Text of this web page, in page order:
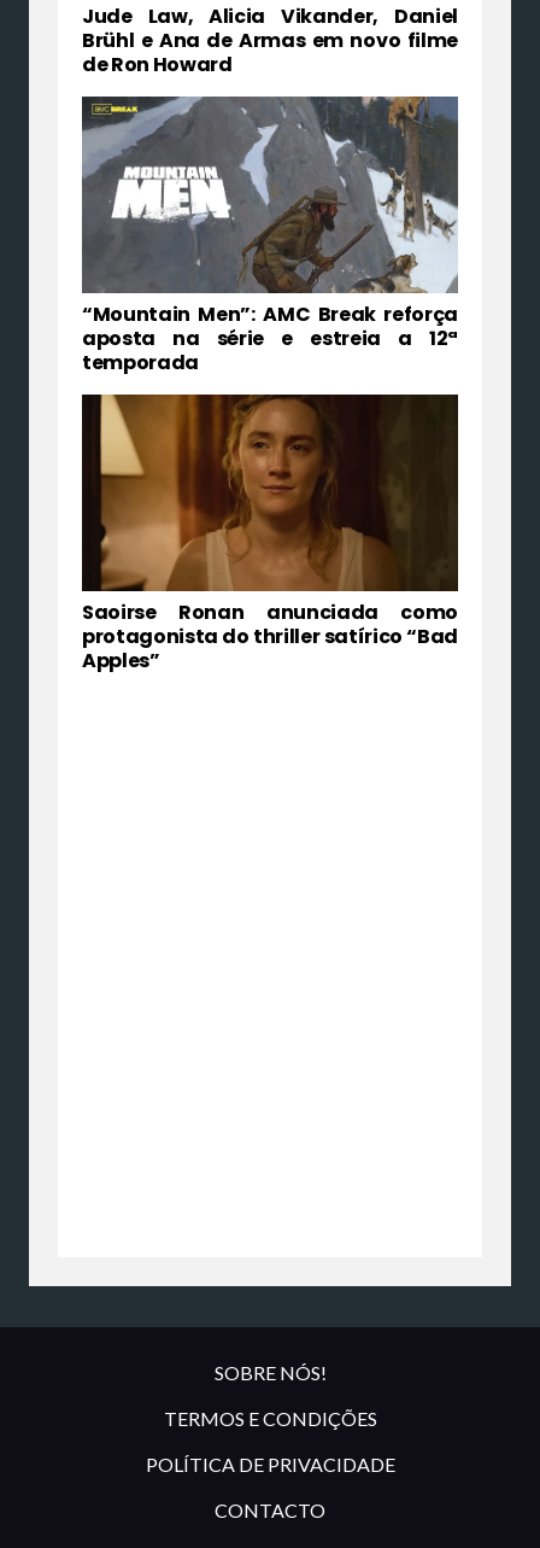
Jude Law, Alicia Vikander, Daniel
Brühl e Ana de Armas em novo filme
de Ron Howard
“Mountain Men”: AMC Break reforça
aposta na série e estreia a 12ª
temporada
Saoirse Ronan anunciada como
protagonista do thriller satírico “Bad
Apples”
SOBRE NÓS!
TERMOS E CONDIÇÕES
POLÍTICA DE PRIVACIDADE
CONTACTO